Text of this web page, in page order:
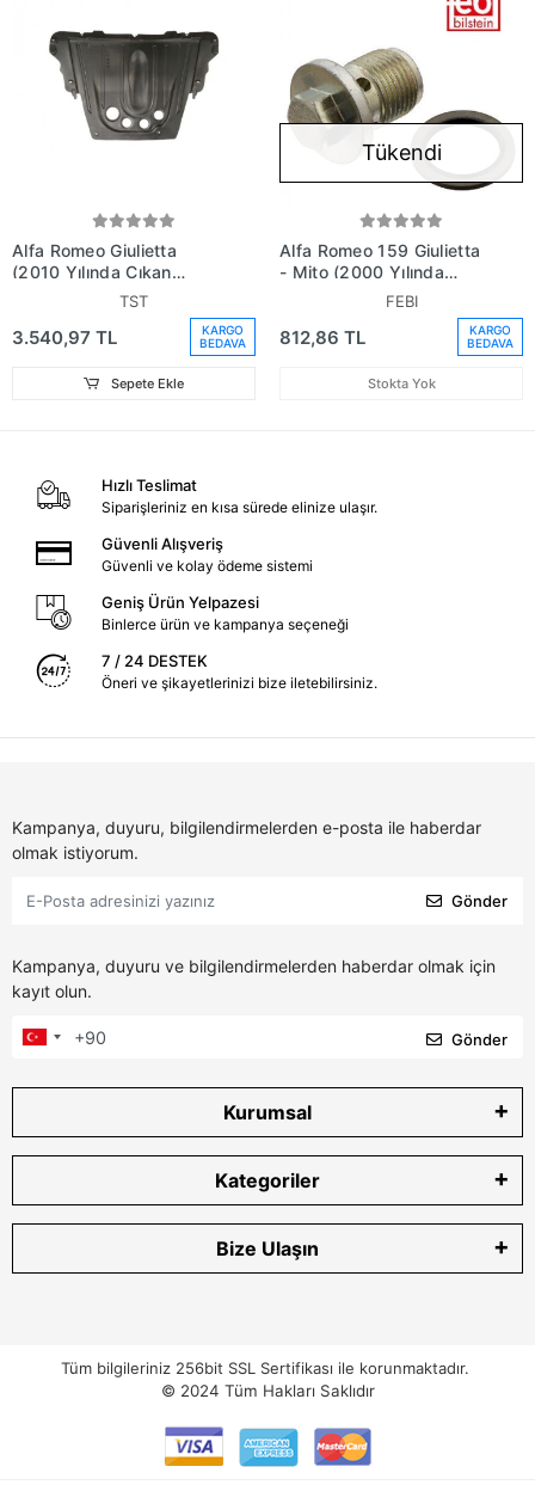
Alfa Romeo Giulietta
(2010 Yılında Çıkan
Kasa) Karter Muhafaza
50531102)
TST
3.540,97 TL
KARGO
BEDAVA
Sepete Ekle
Tükendi
Alfa Romeo 159 Giulietta
- Mito (2000 Yılında
Çıkan Kasa) Fiat,
Sportwagon, Brera, , ,
Spider Karter Tapası
No:0652950S1)
FEBI
812,86 TL
KARGO
BEDAVA
Stokta Yok
Hızlı Teslimat
Siparişleriniz en kısa sürede elinize ulaşır.
Güvenli Alışveriş
Güvenli ve kolay ödeme sistemi
Geniş Ürün Yelpazesi
Binlerce ürün ve kampanya seçeneği
7 / 24 DESTEK
Öneri ve şikayetlerinizi bize iletebilirsiniz.
Kampanya, duyuru, bilgilendirmelerden e-posta ile haberdar
olmak istiyorum.
Gönder
Kampanya, duyuru ve bilgilendirmelerden haberdar olmak için
kayıt olun.
Gönder
Kurumsal
Kategoriler
Bize Ulaşın
Tüm bilgileriniz 256bit SSL Sertifikası ile korunmaktadır.
© 2024 Tüm Hakları Saklıdır